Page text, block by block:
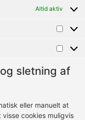
Altid aktiv
sletning af
eller manuelt at
cookies muligvis